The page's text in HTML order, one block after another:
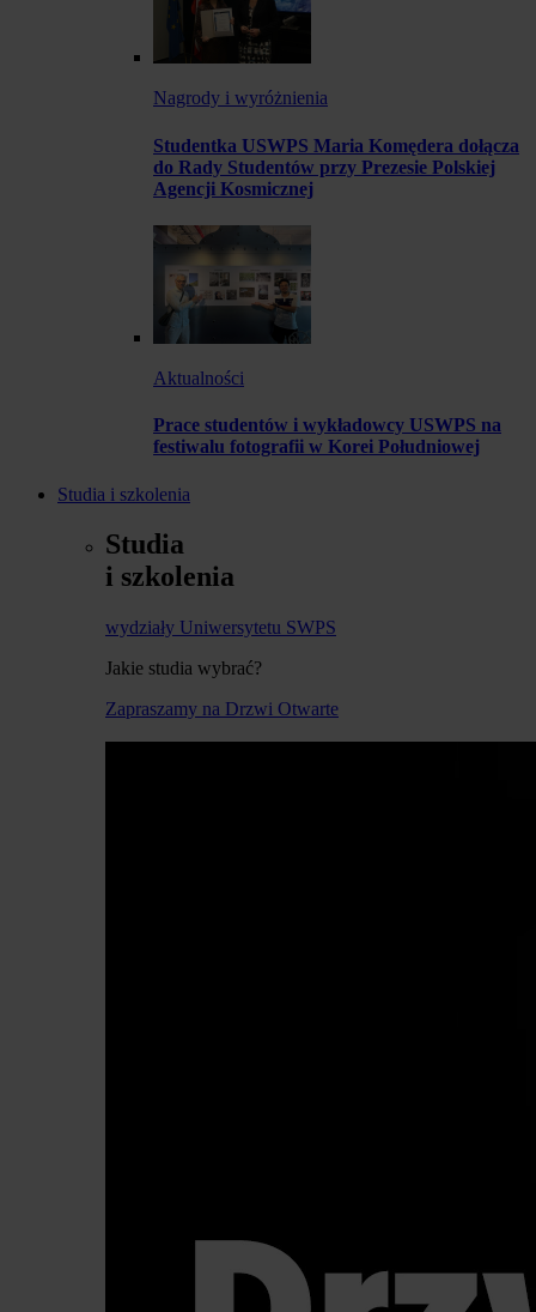
Nagrody i wyróżnienia
Studentka USWPS Maria Komędera dołącza
do Rady Studentów przy Prezesie Polskiej
Agencji Kosmicznej
Aktualności
Prace studentów i wykładowcy USWPS na
festiwalu fotografii w Korei Południowej
Studia i szkolenia
Studia
i szkolenia
wydziały Uniwersytetu SWPS
Jakie studia wybrać?
Zapraszamy na Drzwi Otwarte